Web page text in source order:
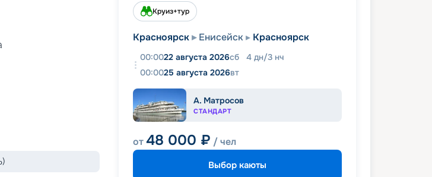
Круиз+тур
Красноярск Енисейск Красноярск
00:0022 августа 2026сб 4 дн/3 нч
00:0025 августа 2026вт
А. Матросов
СТАНДАРТ
от48 000 ₽ / чел
Выбор каюты